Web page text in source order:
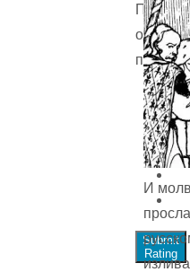
оцените
Submit
Rating
И